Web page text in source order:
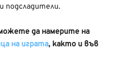
подсладители.
да намерите на
на играта, както и във